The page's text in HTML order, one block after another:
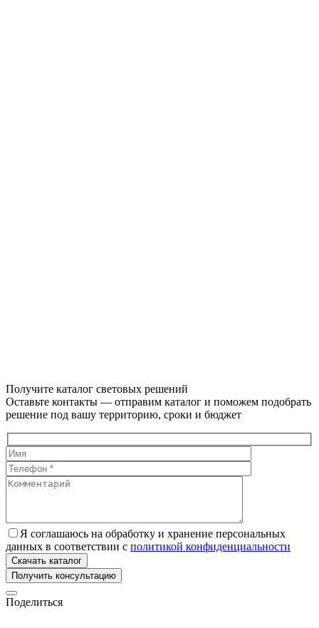
Получите каталог световых решений
Оставьте контакты — отправим каталог и поможем подобрать
решение под вашу территорию, сроки и бюджет
Я соглашаюсь на обработку и хранение персональных
данных в соответствии с политикой конфиденциальности
Скачать каталог
Поделиться